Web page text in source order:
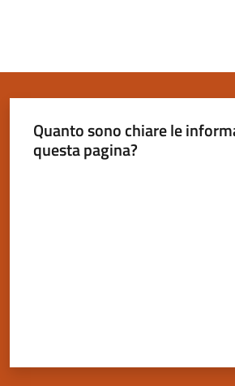
Quanto sono chiare le
questa pagina?